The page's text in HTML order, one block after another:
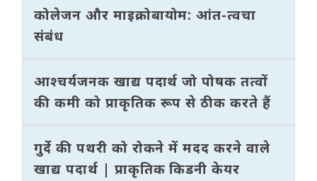
कोलेजन और माइक्रोबायोम: आंत-त्वचा
संबंध
आश्चर्यजनक खाद्य पदार्थ जो पोषक तत्वों
की कमी को प्राकृतिक रूप से ठीक करते हैं
गुर्दे की पथरी को रोकने में मदद करने वाले
खाद्य पदार्थ | प्राकृतिक किडनी केयर